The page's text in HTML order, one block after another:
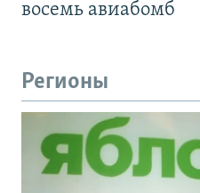
восемь авиабомб
Регионы